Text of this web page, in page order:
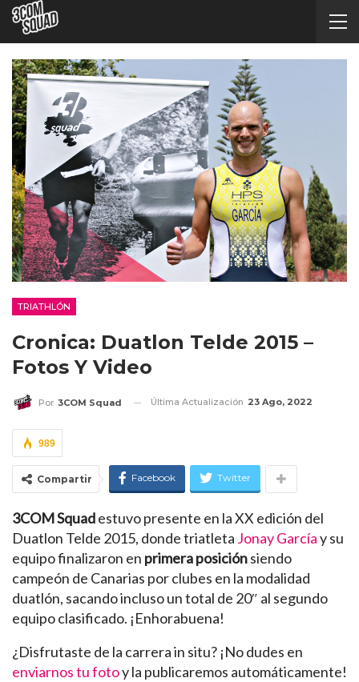
TRIATHLÓN
Cronica: Duatlon Telde 2015 –
Fotos Y Video
Por 3COM Squad Última Actualización 23 Ago, 2022
989
Compartir Facebook Twitter
3COM Squadestuvo presente en la XX edición del
Duatlon Telde 2015, donde triatleta Jonay Garcíay su
equipo finalizaron en primera posiciónsiendo
campeón de Canarias por clubes en la modalidad
duatlón, sacando incluso un total de 20″ al segundo
equipo clasificado. ¡Enhorabuena!
¿Disfrutaste de la carrera in situ? ¡No dudes en
enviarnos tu fotoy la publicaremos automáticamente!